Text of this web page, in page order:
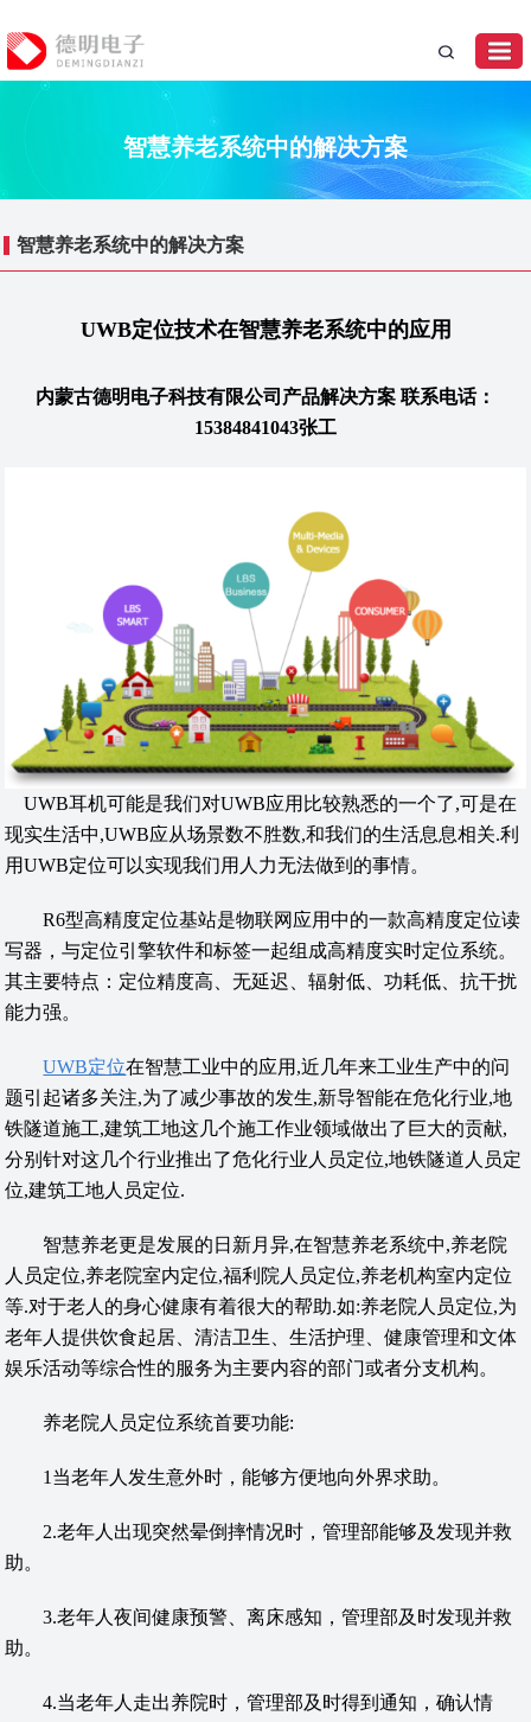
智慧养老系统中的解决方案
智慧养老系统中的解决方案
UWB定位技术在智慧养老系统中的应用
内蒙古德明电子科技有限公司产品解决方案 联系电话：
15384841043张工
UWB耳机可能是我们对UWB应用比较熟悉的一个了,可是在
现实生活中,UWB应从场景数不胜数,和我们的生活息息相关.利
用UWB定位可以实现我们用人力无法做到的事情。
R6型高精度定位基站是物联网应用中的一款高精度定位读
写器，与定位引擎软件和标签一起组成高精度实时定位系统。
其主要特点：定位精度高、无延迟、辐射低、功耗低、抗干扰
能力强。
UWB定位在智慧工业中的应用,近几年来工业生产中的问
题引起诸多关注,为了减少事故的发生,新导智能在危化行业,地
铁隧道施工,建筑工地这几个施工作业领域做出了巨大的贡献,
分别针对这几个行业推出了危化行业人员定位,地铁隧道人员定
位,建筑工地人员定位.
智慧养老更是发展的日新月异,在智慧养老系统中,养老院
人员定位,养老院室内定位,福利院人员定位,养老机构室内定位
等.对于老人的身心健康有着很大的帮助.如:养老院人员定位,为
老年人提供饮食起居、清洁卫生、生活护理、健康管理和文体
娱乐活动等综合性的服务为主要内容的部门或者分支机构。
养老院人员定位系统首要功能:
1当老年人发生意外时，能够方便地向外界求助。
2.老年人出现突然晕倒摔情况时，管理部能够及发现并救
助。
3.老年人夜间健康预警、离床感知，管理部及时发现并救
助。
4.当老年人走出养院时，管理部及时得到通知，确认情